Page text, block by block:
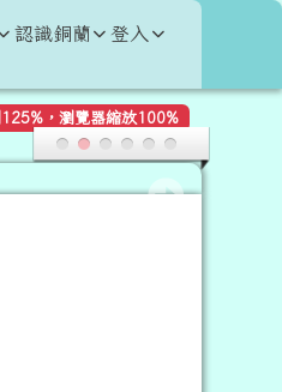
認識銅蘭 登入
，瀏覽器縮放100%